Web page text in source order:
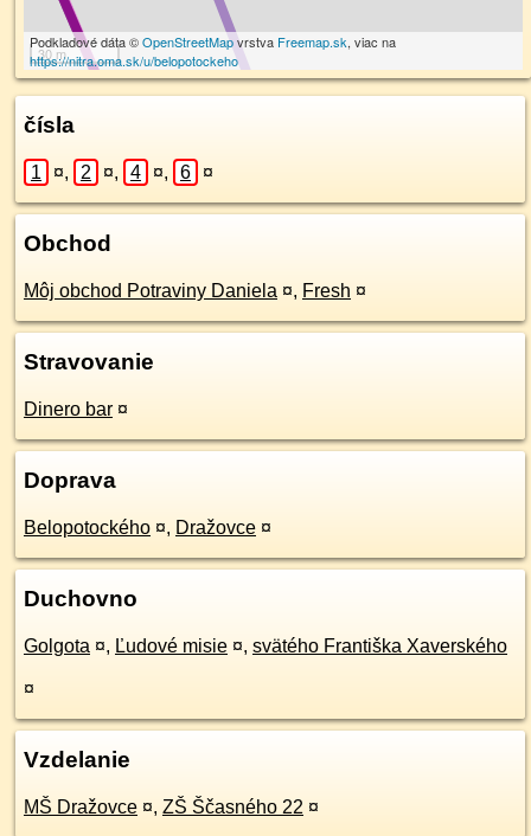
30 m
Podkladové dáta ©OpenStreetMapvrstva Freemap.sk, viac na
https://nitra.oma.sk/u/belopotockeho
čísla
1 ¤, 2 ¤, 4 ¤, 6 ¤
Obchod
Môj obchod Potraviny Daniela ¤, Fresh ¤
Stravovanie
Dinero bar ¤
Doprava
Belopotockého ¤, Dražovce ¤
Duchovno
Golgota ¤, Ľudové misie ¤, svätého Františka Xaverského
¤
Vzdelanie
MŠ Dražovce ¤, ZŠ Ščasného 22 ¤